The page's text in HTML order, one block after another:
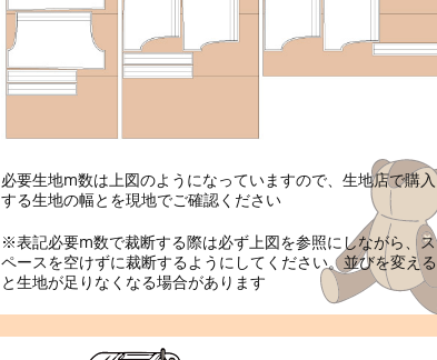
必要生地m数は上図のようになっていますので、生地店で購入
する生地の幅とを現地でご確認ください
※表記必要m数で裁断する際は必ず上図を参照にしながら、ス
ペースを空けずに裁断するようにしてください。並びを変える
と生地が足りなくなる場合があります